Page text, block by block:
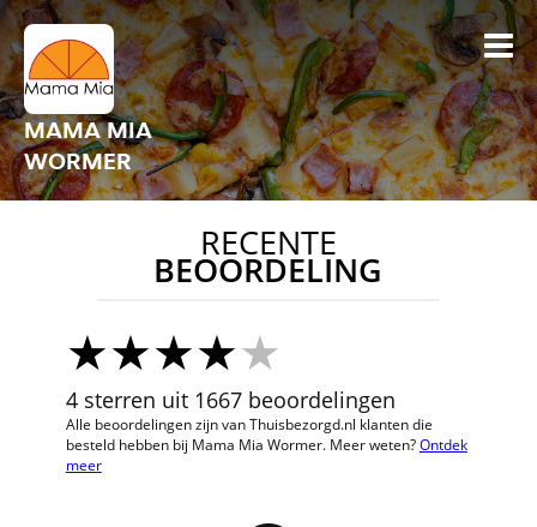
MAMA MIA
WORMER
RECENTE
BEOORDELING
4 sterren uit 1667 beoordelingen
Alle beoordelingen zijn van Thuisbezorgd.nl klanten die
besteld hebben bij Mama Mia Wormer. Meer weten?Ontdek
meer